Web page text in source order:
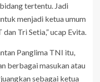
tertentu. Jadi
menjadi ketua umum
Tri Setia,” ucap Evita.
Panglima TNI itu,
berbagai masukan atau
sebagai ketua